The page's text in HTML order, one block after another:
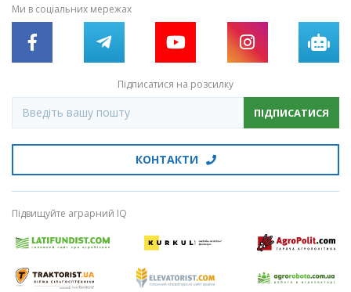
Ми в соціальних мережах
Підписатися на розсилку
ПІДПИСАТИСЯ
КОНТАКТИ
Підвищуйте аграрний IQ